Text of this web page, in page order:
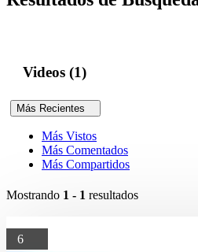
Videos (1)
Más Recientes
Más Vistos
Más Comentados
Más Compartidos
Mostrando 1 - 1 resultados
6